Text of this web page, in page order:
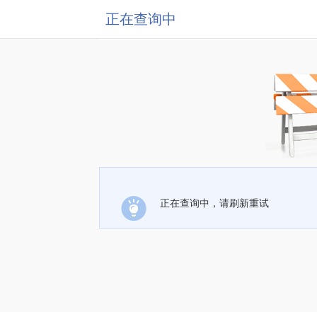
正在查询中
正在查询中，请刷新重试